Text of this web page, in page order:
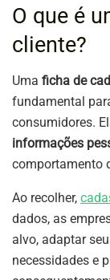
O que é
cliente?
Uma ficha de
fundamental
consumidores.
informações
comportamento
Ao recolher,
dados, as
alvo, adaptar
necessidades e